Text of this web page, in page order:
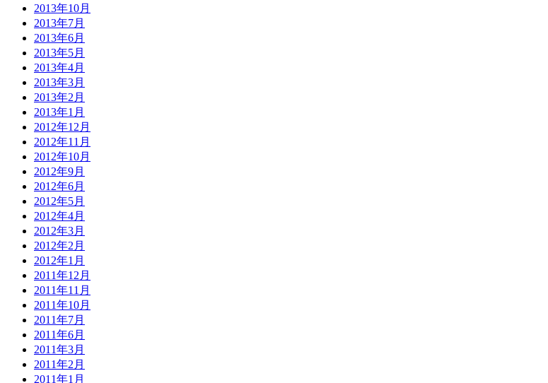
2013年10月
2013年7月
2013年6月
2013年5月
2013年4月
2013年3月
2013年2月
2013年1月
2012年12月
2012年11月
2012年10月
2012年9月
2012年6月
2012年5月
2012年4月
2012年3月
2012年2月
2012年1月
2011年12月
2011年11月
2011年10月
2011年7月
2011年6月
2011年3月
2011年2月
2011年1月